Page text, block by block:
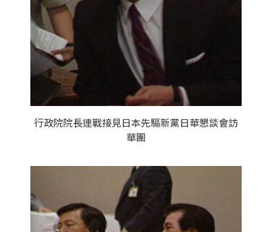
行政院院長連戰接見日本先驅新黨日華懇談會訪
華團